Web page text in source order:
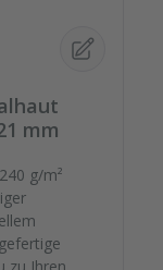
mm
g/m²